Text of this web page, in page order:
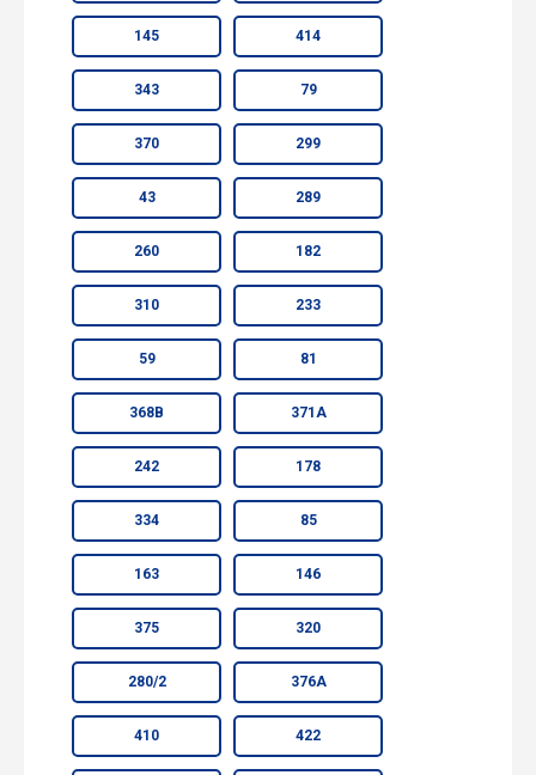
145 414
343 79
370 299
43 289
260 182
310 233
59 81
368В 371А
242 178
334 85
163 146
375 320
280/2 376А
410 422